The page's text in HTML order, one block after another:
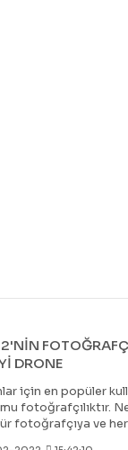
DRONE
için en popüler
fotoğrafçılıktır.
fotoğrafçıya ve